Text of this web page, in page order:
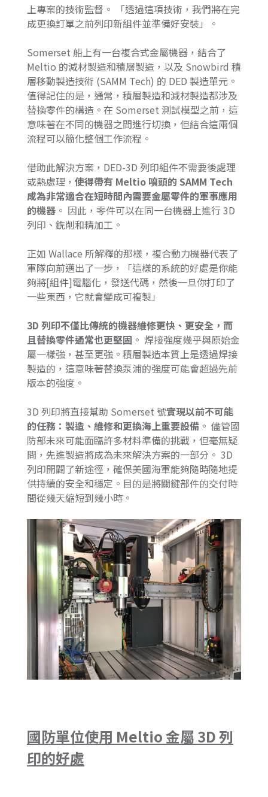
上專案的技術監督。 「透過這項技術，我們將在完
成更換訂單之前列印新組件並準備好安裝」。
Somerset 船上有一台複合式金屬機器，結合了
Meltio 的減材製造和積層製造，以及 Snowbird 積
層移動製造技術 (SAMM Tech) 的 DED 製造單元。
值得記住的是，通常，積層製造和減材製造都涉及
替換零件的構造。在 Somerset 測試模型之前，這
意味著在不同的機器之間進行切換，但結合這兩個
流程可以簡化整個工作流程。
借助此解決方案，DED-3D 列印組件不需要後處理
或熱處理， 使得帶有 Meltio 噴頭的 SAMM Tech
成為非常適合在短時間內需要金屬零件的軍事應用
的機器 。 因此，零件可以在同一台機器上進行 3D
列印、銑削和精加工。
正如 Wallace 所解釋的那樣，複合動力機器代表了
軍隊向前邁出了一步，「這樣的系統的好處是你能
夠將[組件]電腦化，發送代碼，然後一旦你打印了
一些東西，它就會變成可複製」
3D 列印不僅比傳統的機器維修更快、更安全，而
且替換零件通常也更堅固 。 焊接強度幾乎與原始金
屬一樣強，甚至更強。積層製造本質上是透過焊接
製造的，這意味著替換泵浦的強度可能會超過先前
版本的強度。
3D 列印將直接幫助 Somerset 號實現以前不可能
的任務：製造、維修和更換海上重要設備 。 儘管國
防部未來可能面臨許多材料準備的挑戰，但毫無疑
問，先進製造將成為未來解決方案的一部分。 3D
列印開闢了新途徑，確保美國海軍能夠隨時隨地提
供持續的安全和穩定。目的是將關鍵部件的交付時
間從幾天縮短到幾小時。
國防單位使用 Meltio 金屬 3D 列
印的好處